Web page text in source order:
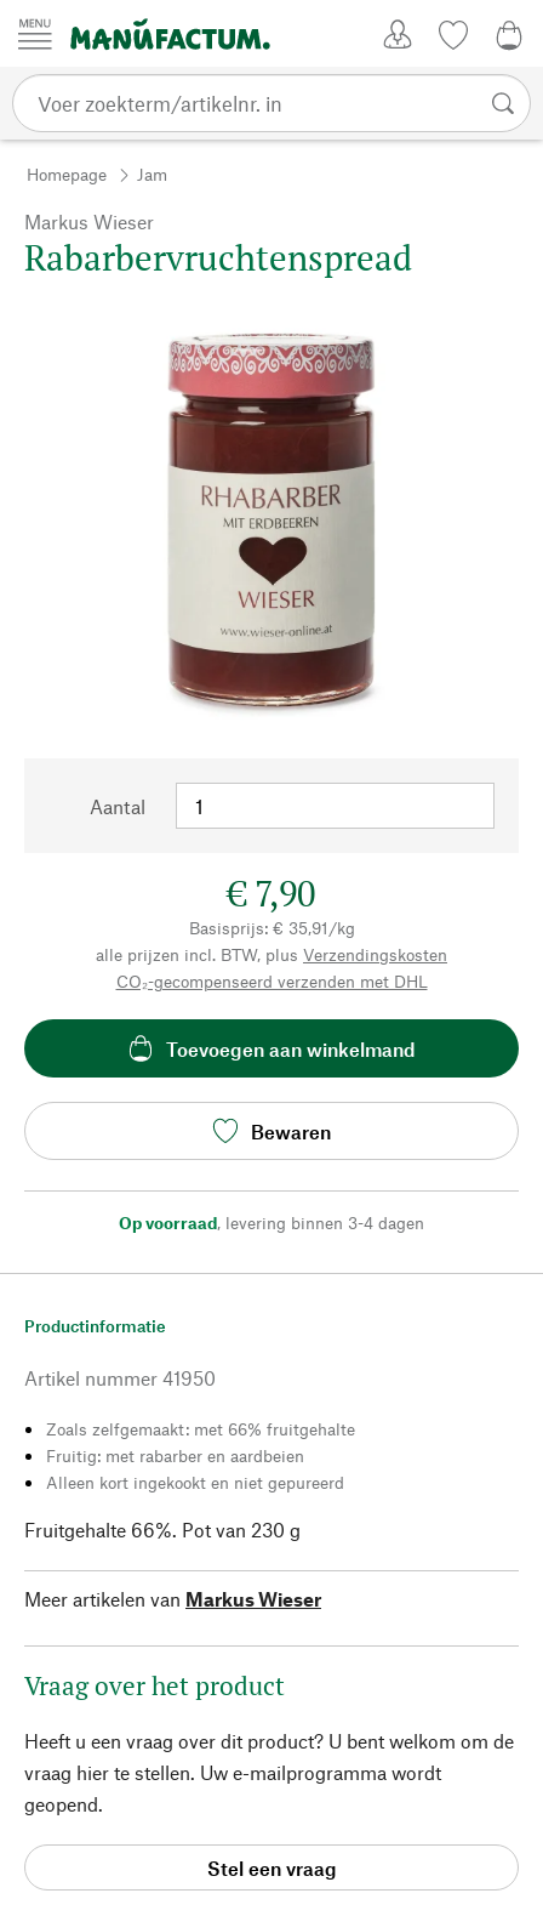
Passer au contenu
Homepage Jam
Markus Wieser
Rabarbervruchtenspread
Aantal
€ 7,90
Basisprijs: € 35,91/kg
alle prijzen incl. BTW, plus Verzendingskosten
CO₂-gecompenseerd verzenden met DHL
Toevoegen aan winkelmand
Bewaren
Op voorraad, levering binnen 3-4 dagen
Productinformatie
Artikel nummer 41950
Zoals zelfgemaakt: met 66% fruitgehalte
Fruitig: met rabarber en aardbeien
Alleen kort ingekookt en niet gepureerd
Fruitgehalte 66%. Pot van 230 g
Meer artikelen van Markus Wieser
Vraag over het product
Heeft u een vraag over dit product? U bent welkom om de
vraag hier te stellen. Uw e-mailprogramma wordt
geopend.
Stel een vraag